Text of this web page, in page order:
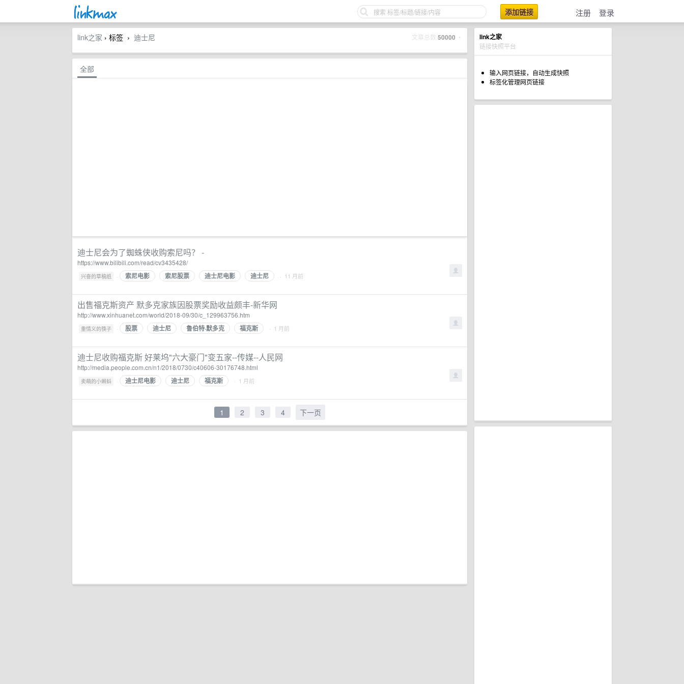
添加链接 注册 登录
link之家
链接快照平台
输入网页链接，自动生成快照
标签化管理网页链接
文章总数 50000 •
link之家 › 标签 › 迪士尼
全部
迪士尼会为了蜘蛛侠收购索尼吗？ -
https://www.bilibili.com/read/cv3435428/
兴奋的草稿纸 · 索尼电影 索尼股票 迪士尼电影 迪士尼 · 11 月前
出售福克斯资产 默多克家族因股票奖励收益颇丰-新华网
http://www.xinhuanet.com/world/2018-09/30/c_129963756.htm
重情义的筷子 · 股票 迪士尼 鲁伯特·默多克 福克斯 · 1 月前
迪士尼收购福克斯 好莱坞"六大豪门"变五家--传媒--人民网
http://media.people.com.cn/n1/2018/0730/c40606-30176748.html
卖萌的小蝌蚪 · 迪士尼电影 迪士尼 福克斯 · 1 月前
1 2 3 4 下一页